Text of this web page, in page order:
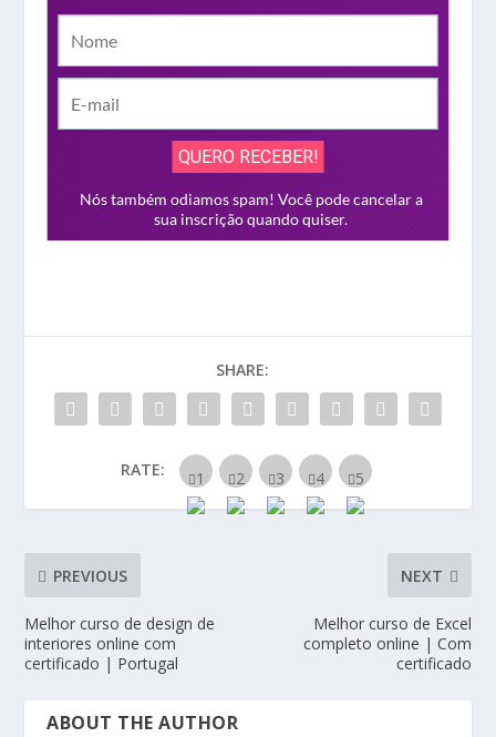
SHARE:
RATE:
PREVIOUS
Melhor curso de design de
interiores online com
certificado | Portugal
NEXT
Melhor curso de Excel
completo online | Com
certificado
ABOUT THE AUTHOR